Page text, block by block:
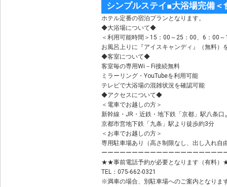
シンプルステイ■大浴場完備＜
ホテル定番の宿泊プランとなります。
◆大浴場について◆
＜利用可能時間＞15：00～25：00、6：00
お風呂上りに『アイスキャンディ』（無料）
◆客室について◆
客室毎の専用Wi－Fi接続無料
ミラーリング・YouTubeを利用可能
テレビで大浴場の混雑状況を確認可能
◆アクセスについて◆
＜電車でお越しの方＞
新幹線・JR・近鉄・地下鉄「京都」駅八条口
京都市営地下鉄「九条」駅より徒歩約3分
＜お車でお越しの方＞
専用駐車場あり（高さ制限なし、出し入れ自
ーーーーーーーーーーーーーーーーーーーー
★★事前電話予約が必要となります（有料
TEL：075-662-0321
※満車の場合、別駐車場へのご案内となりま